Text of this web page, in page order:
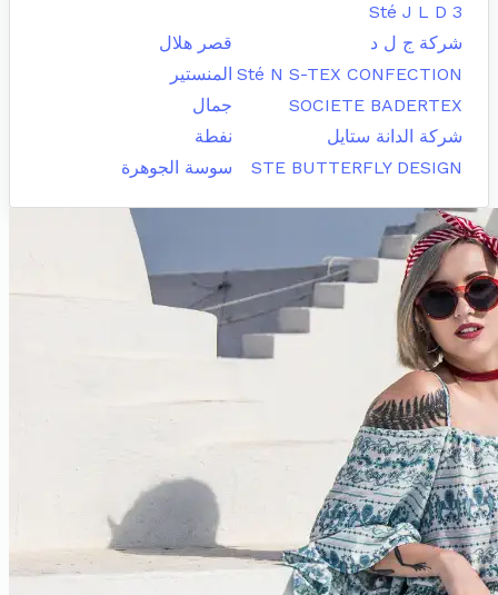
Sté J L D 3
شركة ج ل د
قصر هلال
Sté N S-TEX CONFECTION المنستير
SOCIETE BADERTEX
جمال
شركة الدانة ستايل
نفطة
STE BUTTERFLY DESIGN
سوسة الجوهرة